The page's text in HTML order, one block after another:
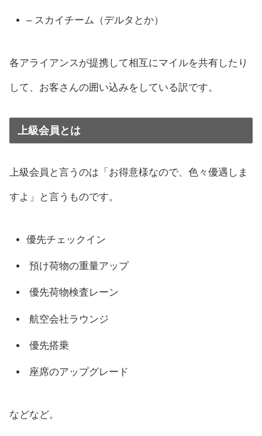
– スカイチーム（デルタとか）
各アライアンスが提携して相互にマイルを共有したり
して、お客さんの囲い込みをしている訳です。
上級会員とは
上級会員と言うのは「お得意様なので、色々優遇しま
すよ」と言うものです。
優先チェックイン
預け荷物の重量アップ
優先荷物検査レーン
航空会社ラウンジ
優先搭乗
座席のアップグレード
などなど。